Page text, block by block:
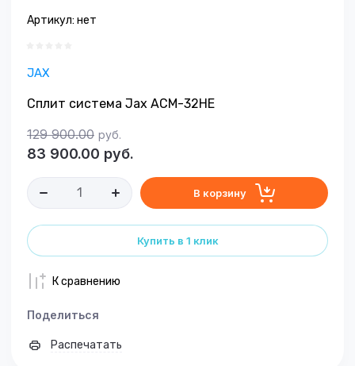
Артикул: нет
JAX
Сплит система Jax ACM-32HE
129 900.00 руб.
83 900.00 руб.
В корзину
Купить в 1 клик
К сравнению
Поделиться
Распечатать